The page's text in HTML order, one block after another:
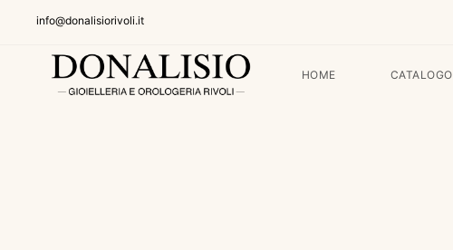
info@donalisiorivoli.it
HOME CATALOGO